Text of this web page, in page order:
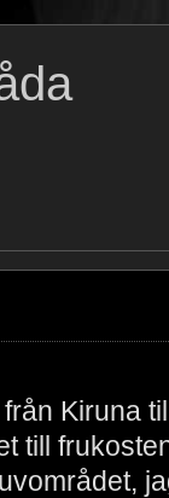
Kiruna
till